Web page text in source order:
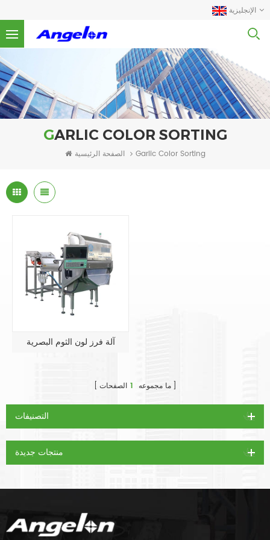
الإنجليزية
GARLIC COLOR SORTING
الصفحة الرئيسية Garlic Color Sorting
آلة فرز لون الثوم البصرية
ما مجموعه 1 الصفحات
التصنيفات
منتجات جديدة